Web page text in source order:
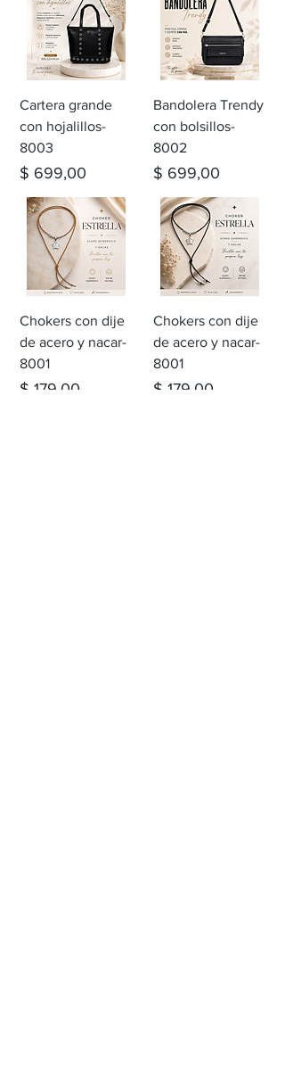
Cartera grande
con hojalillos-
8003
Precio
$ 699,00
Bandolera Trendy
con bolsillos-
8002
Precio
$ 699,00
Chokers con dije
de acero y nacar-
8001
Precio
$ 179,00
Chokers con dije
de acero y nacar-
8001
Precio
$ 179,00